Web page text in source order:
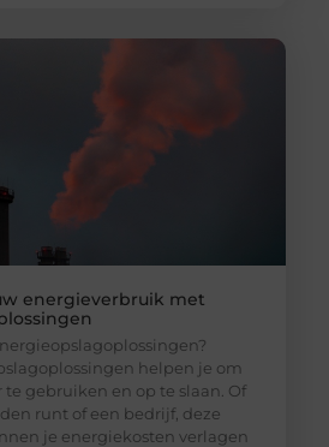
energieverbruik met
helpen je om
gebruiken en op te slaan. Of
runt of een bedrijf, deze
je energiekosten verlagen